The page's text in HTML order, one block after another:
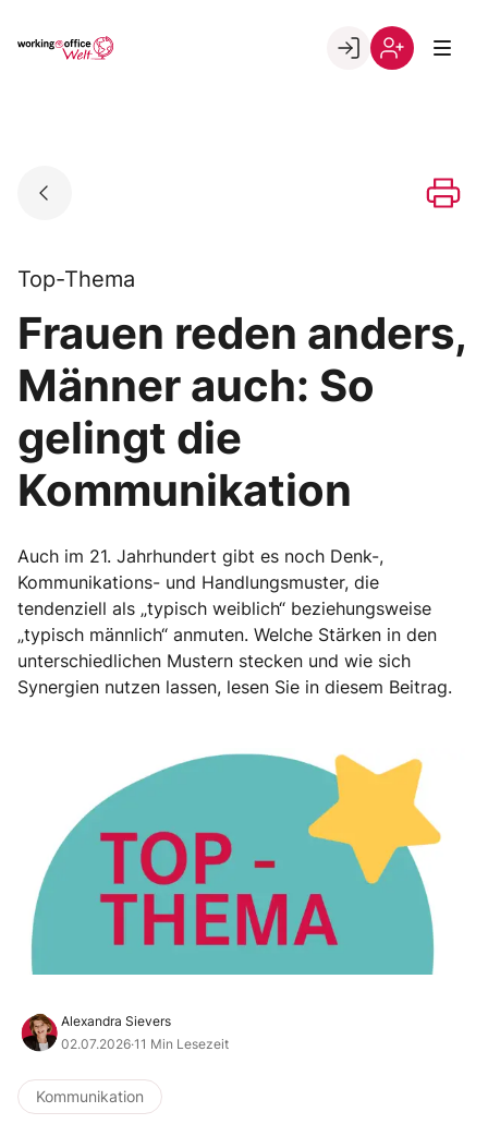
Go to landing page.
Top-Thema
Frauen reden anders,
Männer auch: So
gelingt die
Kommunikation
Auch im 21. Jahrhundert gibt es noch Denk-,
Kommunikations- und Handlungsmuster, die
tendenziell als „typisch weiblich“ beziehungsweise
„typisch männlich“ anmuten. Welche Stärken in den
unterschiedlichen Mustern stecken und wie sich
Synergien nutzen lassen, lesen Sie in diesem Beitrag.
Alexandra Sievers
02.07.2026·11 Min Lesezeit
Kommunikation